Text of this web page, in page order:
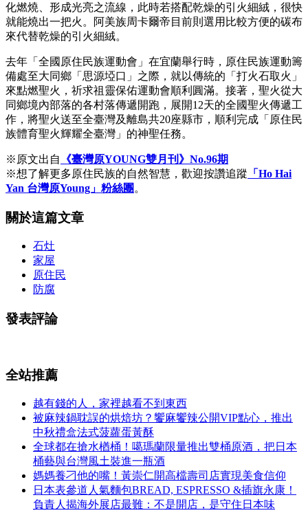
化燃燒、形成光亮之流線，此時若搭配乾燥的引火細絨，很快
就能燒出一把火。阿美族周卡爾帝目前則選用比較方便的碳布
來代替乾燥的引火細絨。
去年「全國原住民族運動會」在宜蘭舉行時，原住民族運動籌
備處至大同鄉「思源埡口」之際，就以傳統的「打火石取火」
來點燃聖火，祈求祖靈保佑運動會順利圓滿。接著，聖火從大
同鄉境內部落的各村落傳遞開跑，展開12天的全國聖火傳遞工
作，將聖火送至全臺灣及離島共20座縣市，順利完成「原住民
族體育聖火輝耀全臺灣」的神聖任務。
※原文出自
《臺灣原YOUNG雙月刊》No.96期
※想了解更多原住民族的自然智慧，歡迎按讚追蹤 「Ho Hai
Yan 台灣原Young」粉絲團 。
關於這篇文章
石灶
家屋
原住民
防腐
發表評論
全站推薦
越有錢的人，家裡越看不到東西
被麻辣鍋耽誤的烘焙坊？饗麻饗辣公開VIP點心，推出
中秋禮盒法式菠蘿蛋黃酥
全球都在搶水楢桶！噶瑪蘭限量推出雙桶原酒，把日本
桶藝與台灣風土裝進一瓶酒
媽媽養刁他的嘴！黃崇仁開高檔壽司店實現美食信仰
日本表參道人氣麵包BREAD, ESPRESSO &插旗永康！
負責人揭海外展店最難：不是開店，是守住日本味